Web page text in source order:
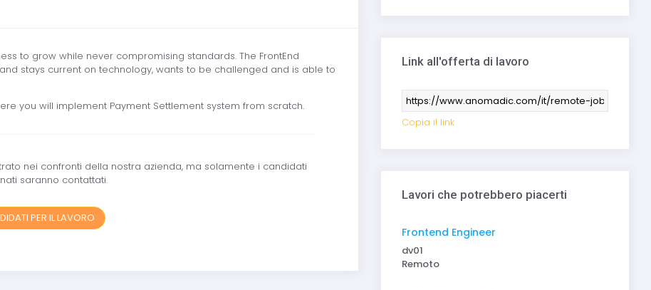
to grow while never compromising standards. The FrontEnd
stays current on technology, wants to be challenged and is able to
you will implement Payment Settlement system from scratch.
nei confronti della nostra azienda, ma solamente i candidati
saranno contattati.
PER IL LAVORO
Link all'offerta di lavoro
Copia il link
Lavori che potrebbero piacerti
Frontend Engineer
dv01
Remoto